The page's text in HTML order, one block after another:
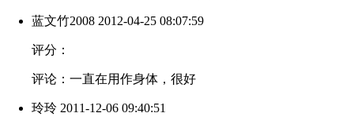
蓝文竹2008 2012-04-25 08:07:59
评分：
评论：一直在用作身体，很好
玲玲 2011-12-06 09:40:51